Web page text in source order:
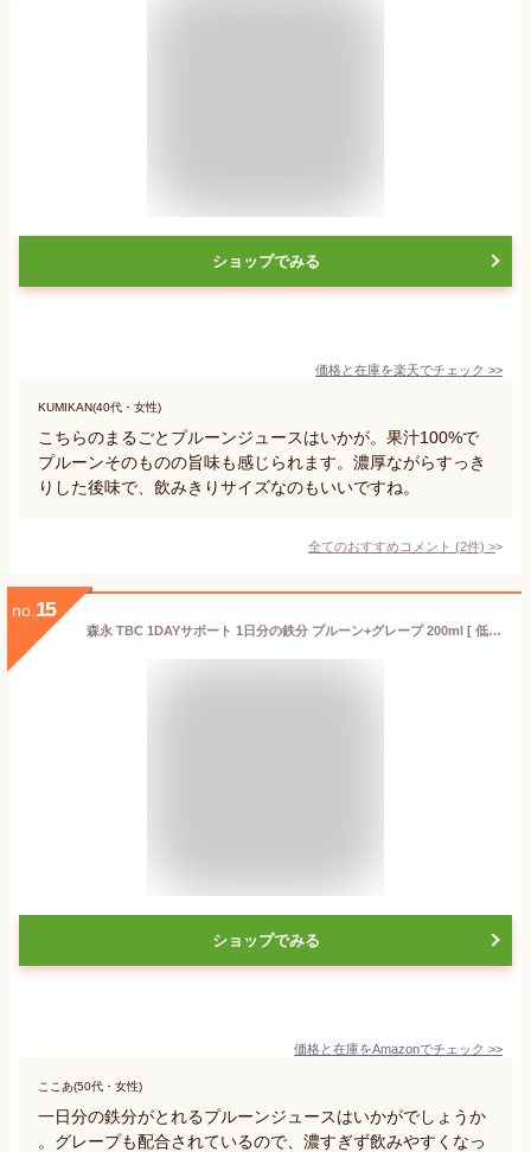
ショップでみる
価格と在庫を楽天でチェック >>
KUMIKAN(40代・女性)
こちらのまるごとプルーンジュースはいかが。果汁100%で
プルーンそのものの旨味も感じられます。濃厚ながらすっき
りした後味で、飲みきりサイズなのもいいですね。
全てのおすすめコメント (2件) >
no. 15
森永 TBC 1DAYサポート 1日分の鉄分 プルーン+グレープ 200ml [ 低カロリー 紙パック ドリンク 飲み物 常温保存 ]×24本
ショップでみる
価格と在庫をAmazonでチェック >>
ここあ(50代・女性)
一日分の鉄分がとれるプルーンジュースはいかがでしょうか
。グレープも配合されているので、濃すぎず飲みやすくなっ